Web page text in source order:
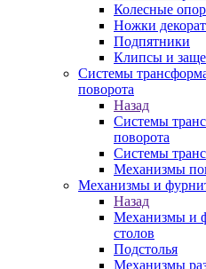
Колесные
Ножки
Подпятники
Клипсы и
Системы
поворота
Назад
Системы
поворота
Системы
Механизмы
Механизмы и
Назад
Механизмы и
столов
Подстолья
Механизмы